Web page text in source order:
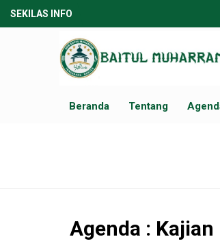
SEKILAS INFO
Beranda Tentang
Agenda :